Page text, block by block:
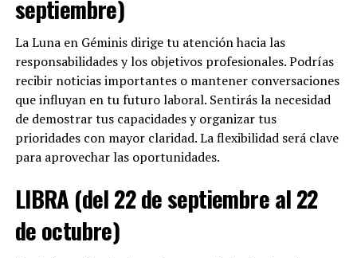
septiembre)
La Luna en Géminis dirige tu atención hacia las
responsabilidades y los objetivos profesionales. Podrías
recibir noticias importantes o mantener conversaciones
que influyan en tu futuro laboral. Sentirás la necesidad
de demostrar tus capacidades y organizar tus
prioridades con mayor claridad. La flexibilidad será clave
para aprovechar las oportunidades.
LIBRA (del 22 de septiembre al 22
de octubre)